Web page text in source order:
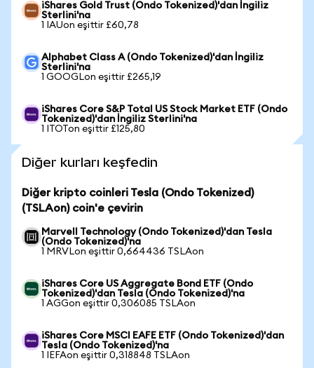
iShares Gold Trust (Ondo Tokenized)'dan İngiliz
Sterlini'na
1 IAUon eşittir £60,78
Alphabet Class A (Ondo Tokenized)'dan İngiliz
Sterlini'na
1 GOOGLon eşittir £265,19
iShares Core S&P Total US Stock Market ETF (Ondo
Tokenized)'dan İngiliz Sterlini'na
1 ITOTon eşittir £125,80
Diğer kurları keşfedin
Diğer kripto coinleri Tesla (Ondo Tokenized)
(TSLAon) coin'e çevirin
Marvell Technology (Ondo Tokenized)'dan Tesla
(Ondo Tokenized)'na
1 MRVLon eşittir 0,664436 TSLAon
iShares Core US Aggregate Bond ETF (Ondo
Tokenized)'dan Tesla (Ondo Tokenized)'na
1 AGGon eşittir 0,306085 TSLAon
iShares Core MSCI EAFE ETF (Ondo Tokenized)'dan
Tesla (Ondo Tokenized)'na
1 IEFAon eşittir 0,318848 TSLAon